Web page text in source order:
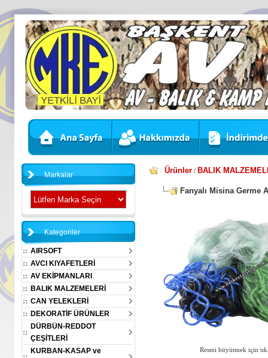
Markalar
Kategoriler
AIRSOFT
AVCI KIYAFETLERİ
AV EKİPMANLARI
BALIK MALZEMELERİ
CAN YELEKLERİ
DEKORATİF ÜRÜNLER
DÜRBÜN-REDDOT
ÇEŞİTLERİ
KURBAN-KASAP ve
Ürünler / BALIK
Fanyalı Misina Germe
Resmi büyütmek için